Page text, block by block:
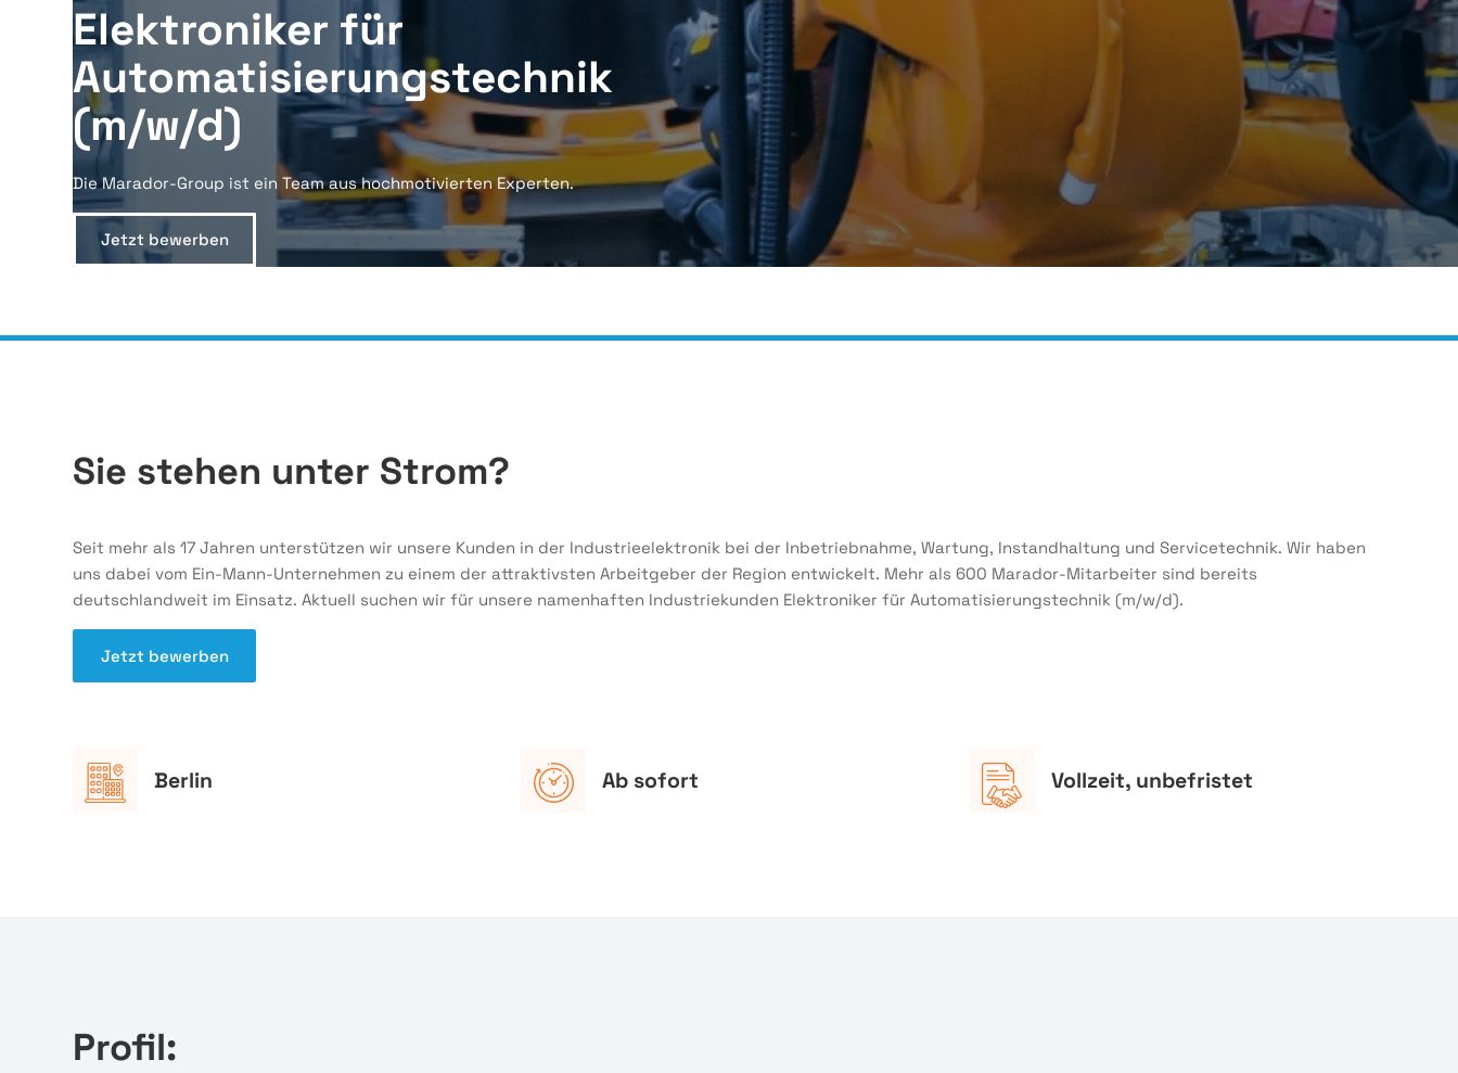
Elektroniker für
Automatisierungstechnik
(m/w/d)
Die Marador-Group ist ein Team aus hochmotivierten Experten.
Jetzt bewerben
Sie stehen unter Strom?
Seit mehr als 17 Jahren unterstützen wir unsere Kunden in der Industrieelektronik bei der Inbetriebnahme, Wartung, Instandhaltung und Servicetechnik. Wir haben
uns dabei vom Ein-Mann-Unternehmen zu einem der attraktivsten Arbeitgeber der Region entwickelt. Mehr als 600 Marador-Mitarbeiter sind bereits
deutschlandweit im Einsatz. Aktuell suchen wir für unsere namenhaften Industriekunden Elektroniker für Automatisierungstechnik (m/w/d).
Jetzt bewerben
Berlin Ab sofort Vollzeit, unbefristet
Profil: